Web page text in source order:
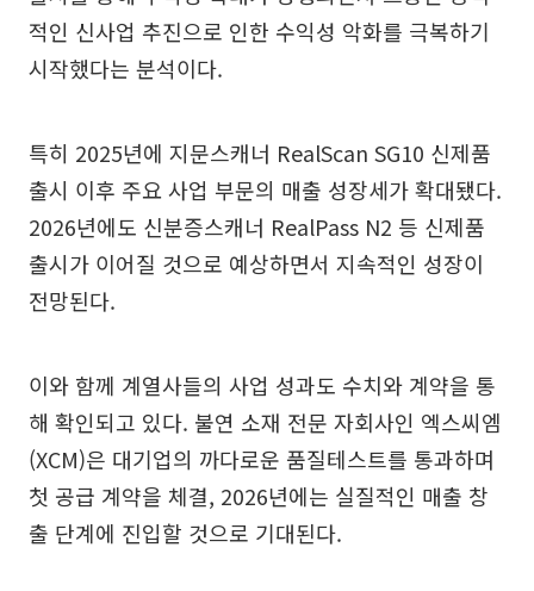
적인 신사업 추진으로 인한 수익성 악화를 극복하기
시작했다는 분석이다.
특히 2025년에 지문스캐너 RealScan SG10 신제품
출시 이후 주요 사업 부문의 매출 성장세가 확대됐다.
2026년에도 신분증스캐너 RealPass N2 등 신제품
출시가 이어질 것으로 예상하면서 지속적인 성장이
전망된다.
이와 함께 계열사들의 사업 성과도 수치와 계약을 통
해 확인되고 있다. 불연 소재 전문 자회사인 엑스씨엠
(XCM)은 대기업의 까다로운 품질테스트를 통과하며
첫 공급 계약을 체결, 2026년에는 실질적인 매출 창
출 단계에 진입할 것으로 기대된다.